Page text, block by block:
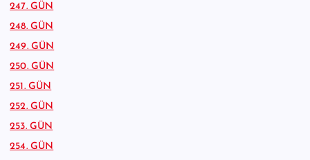
247. GÜN
248. GÜN
249. GÜN
250. GÜN
251. GÜN
252. GÜN
253. GÜN
254. GÜN